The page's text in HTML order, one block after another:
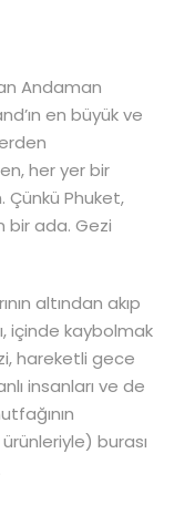
Andaman
en büyük ve
her yer bir
Phuket,
bir ada. Gezi
altından akıp
içinde kaybolmak
hareketli gece
insanları ve de
burası